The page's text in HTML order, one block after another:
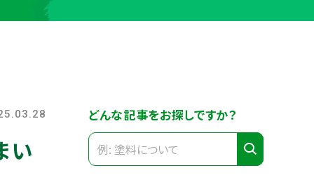
い
どんな記事をお探しですか？